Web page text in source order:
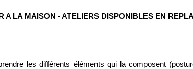
A LA MAISON - ATELIERS DISPONIBLES EN
les différents éléments qui la composent